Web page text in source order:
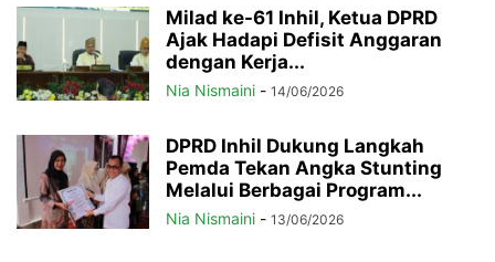
Milad ke-61 Inhil, Ketua DPRD
Ajak Hadapi Defisit Anggaran
dengan Kerja...
Nia Nismaini - 14/06/2026
DPRD Inhil Dukung Langkah
Pemda Tekan Angka Stunting
Melalui Berbagai Program...
Nia Nismaini - 13/06/2026